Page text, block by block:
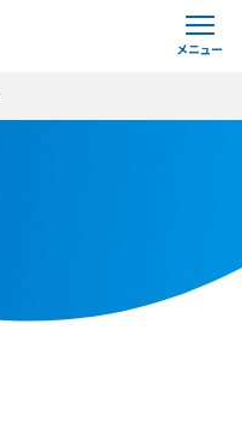
メニュー